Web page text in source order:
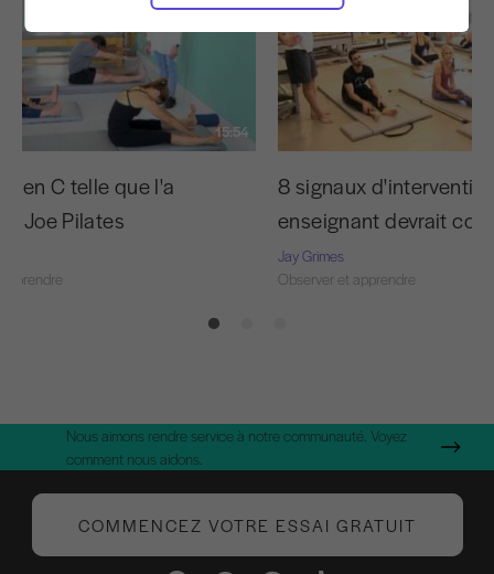
15:54
en C telle que l'a
Joe Pilates
8 signaux
enseignant devrait
Jay Grimes
Observer et apprendre
Nous aimons rendre service à notre communauté. Voyez
comment nous aidons.
COMMENCEZ VOTRE ESSAI GRATUIT